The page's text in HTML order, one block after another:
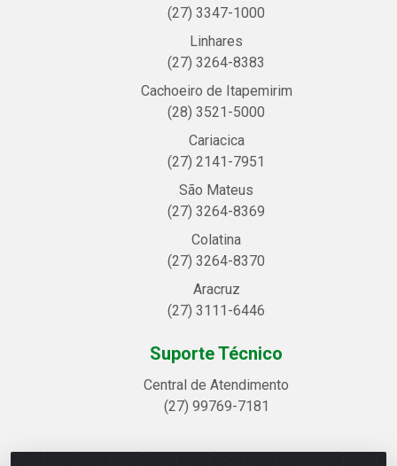
(27) 3347-1000
Linhares
(27) 3264-8383
Cachoeiro de Itapemirim
(28) 3521-5000
Cariacica
(27) 2141-7951
São Mateus
(27) 3264-8369
Colatina
(27) 3264-8370
Aracruz
(27) 3111-6446
Suporte Técnico
Central de Atendimento
(27) 99769-7181